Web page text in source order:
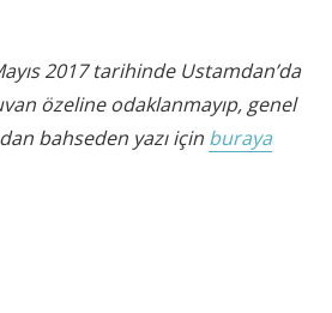
2017 tarihinde Ustamdan’da
özeline odaklanmayıp, genel
bahseden yazı için buraya